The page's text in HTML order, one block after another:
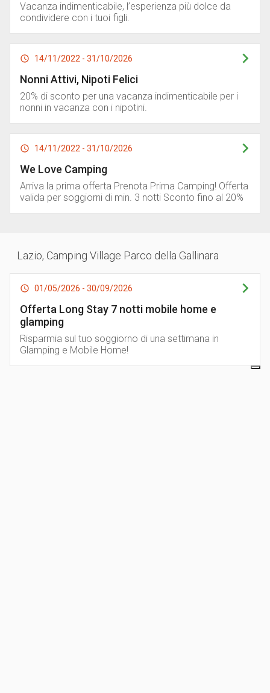
Vacanza indimenticabile, l’esperienza più dolce da
condividere con i tuoi figli.
14/11/2022 - 31/10/2026
Nonni Attivi, Nipoti Felici
20% di sconto per una vacanza indimenticabile per i
nonni in vacanza con i nipotini.
14/11/2022 - 31/10/2026
We Love Camping
Arriva la prima offerta Prenota Prima Camping! Offerta
valida per soggiorni di min. 3 notti Sconto fino al 20%
Lazio, Camping Village Parco della Gallinara
01/05/2026 - 30/09/2026
Offerta Long Stay 7 notti mobile home e
glamping
Risparmia sul tuo soggiorno di una settimana in
Glamping e Mobile Home!